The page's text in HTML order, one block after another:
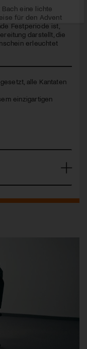
eine lichte
für den Advent
Festperiode ist,
darstellt, die
erleuchtet
alle Kantaten
einzigartigen